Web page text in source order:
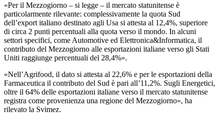
«Per il Mezzogiorno – si legge – il mercato statunitense è
particolarmente rilevante: complessivamente la quota Sud
dell’export italiano destinato agli Usa si attesta al 12,4%, superiore
di circa 2 punti percentuali alla quota verso il mondo. In alcuni
settori specifici, come Automotive ed Elettronica&Informatica, il
contributo del Mezzogiorno alle esportazioni italiane verso gli Stati
Uniti raggiunge percentuali del 28,4%».
«Nell’Agrifood, il dato si attesta al 22,6% e per le esportazioni della
Farmaceutica il contributo del Sud è pari all’11,2%. Sugli Energetici,
oltre il 64% delle esportazioni italiane verso il mercato statunitense
registra come provenienza una regione del Mezzogiorno», ha
rilevato la Svimez.